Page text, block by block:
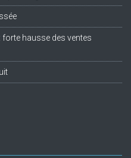
forte hausse des ventes